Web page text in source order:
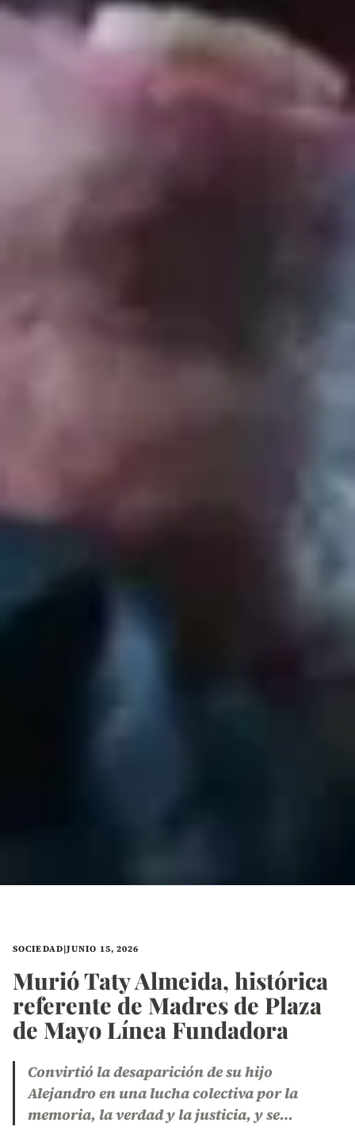
SOCIEDAD|JUNIO 15, 2026
Murió Taty Almeida, histórica
referente de Madres de Plaza
de Mayo Línea Fundadora
Convirtió la desaparición de su hijo
Alejandro en una lucha colectiva por la
memoria, la verdad y la justicia, y se…